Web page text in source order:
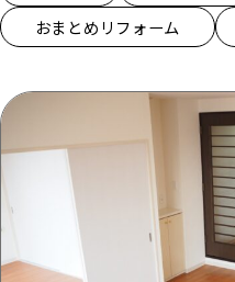
おまとめリフォーム